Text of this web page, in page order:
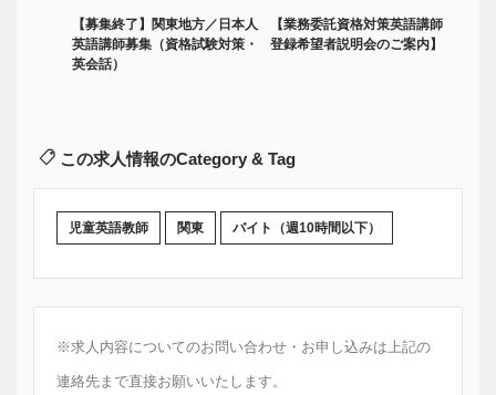
【募集終了】関東地方／日本人
英語講師募集（資格試験対策・
英会話）
【業務委託資格対策英語講師
登録希望者説明会のご案内】
この求人情報のCategory & Tag
児童英語教師 関東 バイト（週10時間以下）
※求人内容についてのお問い合わせ・お申し込みは上記の
連絡先まで直接お願いいたします。